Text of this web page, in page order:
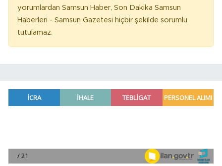
yorumlardan Samsun Haber, Son Dakika Samsun
Haberleri - Samsun Gazetesi hiçbir şekilde sorumlu
tutulamaz.